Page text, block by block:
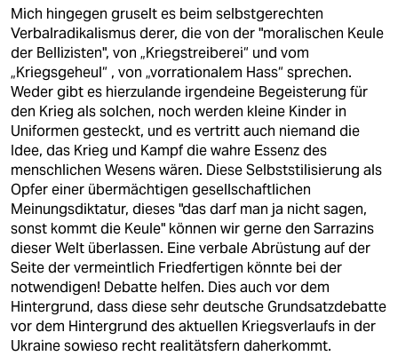
Mich hingegen gruselt es beim selbstgerechten
Verbalradikalismus derer, die von der "moralischen Keule
der Bellizisten", von „Kriegstreiberei“ und vom
„Kriegsgeheul“ , von „vorrationalem Hass“ sprechen.
Weder gibt es hierzulande irgendeine Begeisterung für
den Krieg als solchen, noch werden kleine Kinder in
Uniformen gesteckt, und es vertritt auch niemand die
Idee, das Krieg und Kampf die wahre Essenz des
menschlichen Wesens wären. Diese Selbststilisierung als
Opfer einer übermächtigen gesellschaftlichen
Meinungsdiktatur, dieses "das darf man ja nicht sagen,
sonst kommt die Keule" können wir gerne den Sarrazins
dieser Welt überlassen. Eine verbale Abrüstung auf der
Seite der vermeintlich Friedfertigen könnte bei der
notwendigen! Debatte helfen. Dies auch vor dem
Hintergrund, dass diese sehr deutsche Grundsatzdebatte
vor dem Hintergrund des aktuellen Kriegsverlaufs in der
Ukraine sowieso recht realitätsfern daherkommt.